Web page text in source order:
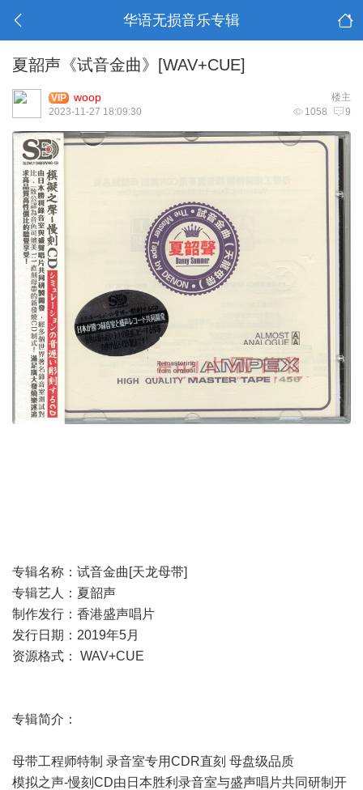
华语无损音乐专辑
夏韶声《试音金曲》[WAV+CUE]
楼主
VIP woop
1058 9
2023-11-27 18:09:30
专辑名称：试音金曲[天龙母带]
专辑艺人：夏韶声
制作发行：香港盛声唱片
发行日期：2019年5月
资源格式： WAV+CUE
专辑简介：
母带工程师特制 录音室专用CDR直刻 母盘级品质
模拟之声-慢刻CD由日本胜利录音室与盛声唱片共同研制开